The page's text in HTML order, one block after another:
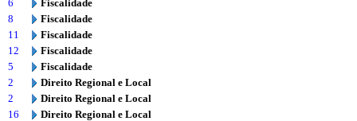
6
Fiscalidade
8
Fiscalidade
11
Fiscalidade
12
Fiscalidade
5
Fiscalidade
2
Direito Regional e Local
2
Direito Regional e Local
16
Direito Regional e Local